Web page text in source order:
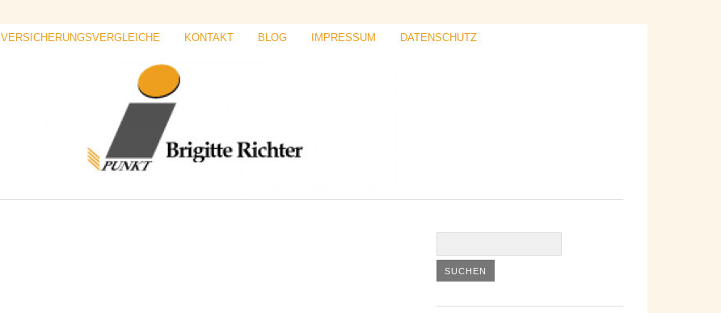
VERSICHERUNGSVERGLEICHE KONTAKT BLOG IMPRESSUM DATENSCHUTZ